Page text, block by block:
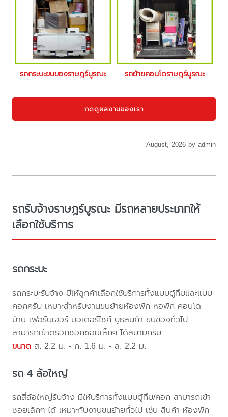
รถกระบะขนของราษฎร์บูรณะ รถย้ายคอนโดราษฎร์บูรณะ
กดดูผลงานของเรา
August, 2026 by admin
รถรับจ้างราษฎร์บูรณะ มีรถหลายประเภทให้
เลือกใช้บริการ
รถกระบะ
รถกระบะรับจ้าง มีให้ลูกค้าเลือกใช้บริการทั้งแบบตู้ทึบและแบบ
คอกครับ เหมาะสำหรับงานขนย้ายห้องพัก หอพัก คอนโด
บ้าน เฟอร์นิเจอร์ มอเตอร์ไซค์ บูธสินค้า ขนของทั่วไป
สามารถเข้าตรอกซอกซอยเล็กๆ ได้สบายครับ
ขนาด ส. 2.2 ม. - ก. 1.6 ม. - ล. 2.2 ม.
รถ 4 ล้อใหญ่
รถสี่ล้อใหญ่รับจ้าง มีให้บริการทั้งแบบตู้ทึบ/คอก สามารถเข้า
ซอยเล็กๆ ได้ เหมาะกับงานขนย้ายทั่วไป เช่น สินค้า ห้องพัก